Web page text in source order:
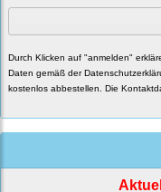
Durch Klicken auf "anmelden"
Daten gemäß der
kostenlos abbestellen. Die